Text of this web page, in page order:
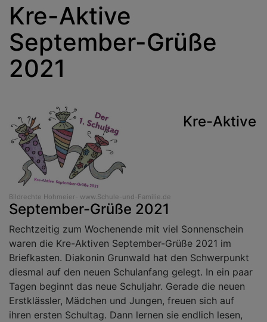
Kre-Aktive
September-Grüße
2021
Bildrechte Hohmeier- www.Schule-und-Familie.de
Kre-Aktive
September-Grüße 2021
Rechtzeitig zum Wochenende mit viel Sonnenschein
waren die Kre-Aktiven September-Grüße 2021 im
Briefkasten. Diakonin Grunwald hat den Schwerpunkt
diesmal auf den neuen Schulanfang gelegt. In ein paar
Tagen beginnt das neue Schuljahr. Gerade die neuen
Erstklässler, Mädchen und Jungen, freuen sich auf
ihren ersten Schultag. Dann lernen sie endlich lesen,